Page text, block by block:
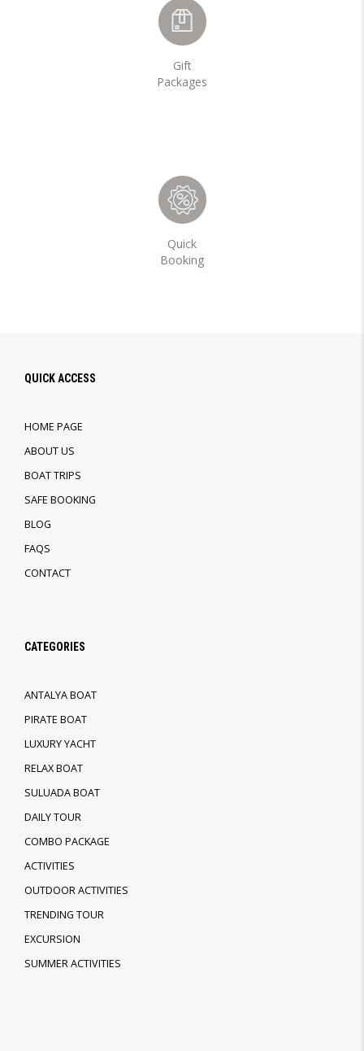
Gift
Packages
Quick
Booking
QUICK ACCESS
HOME PAGE
ABOUT US
BOAT TRIPS
SAFE BOOKING
BLOG
FAQS
CONTACT
CATEGORIES
ANTALYA BOAT
PIRATE BOAT
LUXURY YACHT
RELAX BOAT
SULUADA BOAT
DAILY TOUR
COMBO PACKAGE
ACTIVITIES
OUTDOOR ACTIVITIES
TRENDING TOUR
EXCURSION
SUMMER ACTIVITIES